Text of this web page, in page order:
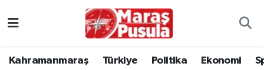
Kahramanmaraş Türkiye Politika Ekonomi